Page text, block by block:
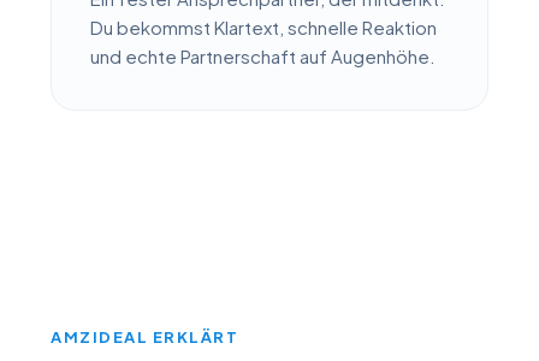
Du bekommst Klartext, schnelle Reaktion
und echte Partnerschaft auf Augenhöhe.
AMZIDEAL ERKLÄRT